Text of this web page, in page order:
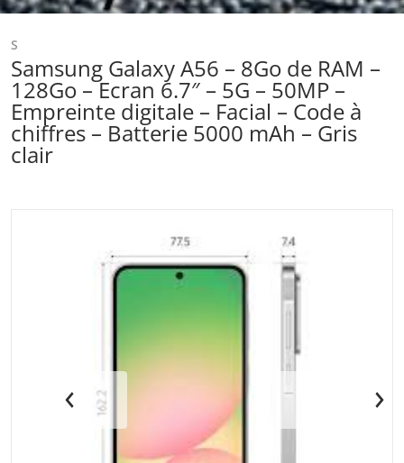
galerie Ouvrir les médias 1 dans la
S
Samsung Galaxy A56 – 8Go de RAM –
128Go – Ecran 6.7″ – 5G – 50MP –
Empreinte digitale – Facial – Code à
chiffres – Batterie 5000 mAh – Gris
clair